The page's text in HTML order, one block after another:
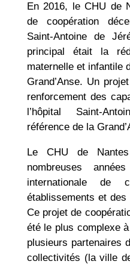
En 2016, le CHU de
de coopération
Saint-Antoine de
principal était la
maternelle et infantile
Grand’Anse. Un
renforcement des
l’hôpital Saint-
référence de la
Le CHU de
nombreuses
internationale de
établissements et
Ce projet de
été le plus complexe
plusieurs partenaires
collectivités (la ville